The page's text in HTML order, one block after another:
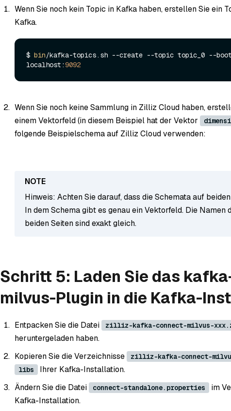
Wenn Sie noch kein Topic in Kafka haben, erstellen Sie ein
Kafka.
$ bin/kafka-topics.sh --create --topic topic_0 --
localhost:9092
Wenn Sie noch keine Sammlung in Zilliz Cloud haben,
einem Vektorfeld (in diesem Beispiel hat der Vektor
folgende Beispielschema auf Zilliz Cloud verwenden:
Hinweis: Achten Sie darauf, dass die Schemata auf
In dem Schema gibt es genau ein Vektorfeld. Die
beiden Seiten sind exakt gleich.
Schritt 5: Laden Sie das
milvus-Plugin in die Kafka-
Entpacken Sie die Datei zilliz-kafka-connect-milvus-
heruntergeladen haben.
Kopieren Sie die Verzeichnisse
zilliz-kafka-connect-
libs
Ihrer Kafka-Installation.
Ändern Sie die Datei
connect-standalone.properties im
Kafka-Installation.